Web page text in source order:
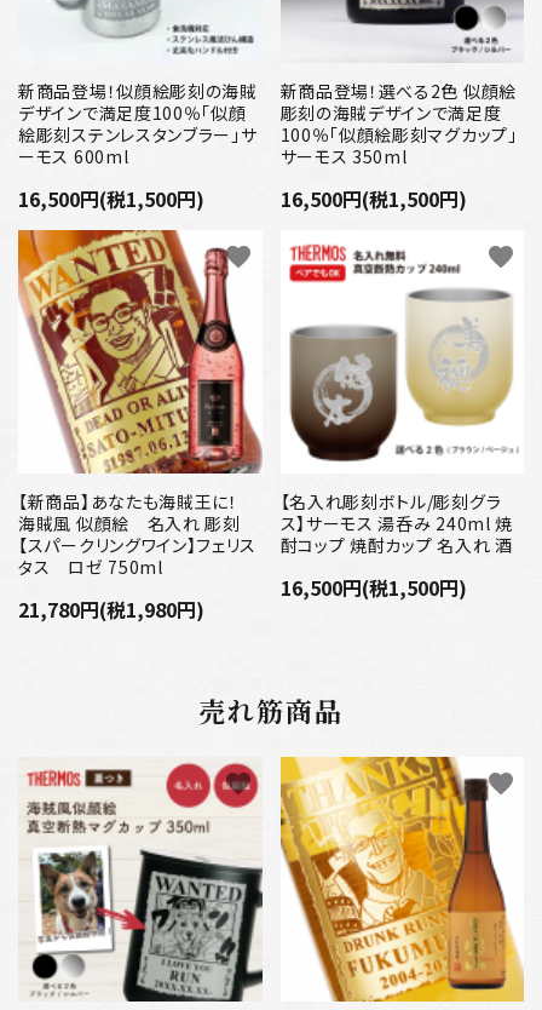
新商品登場！似顔絵彫刻の海賊
デザインで満足度100％「似顔
絵彫刻ステンレスタンブラー」サ
ーモス 600ml
16,500円(税1,500円)
新商品登場！選べる2色 似顔絵
彫刻の海賊デザインで満足度
100％「似顔絵彫刻マグカップ」
サーモス 350ml
16,500円(税1,500円)
【新商品】あなたも海賊王に！
海賊風 似顔絵 名入れ 彫刻
【スパークリングワイン】フェリス
タス ロゼ 750ml
21,780円(税1,980円)
favorite
【名入れ彫刻ボトル/彫刻グラ
ス】サーモス 湯呑み 240ml 焼
酎コップ 焼酎カップ 名入れ 酒
16,500円(税1,500円)
favorite
売れ筋商品
favorite favorite